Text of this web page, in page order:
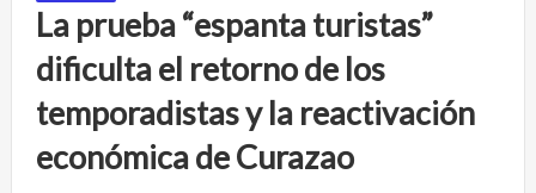
La prueba “espanta turistas”
dificulta el retorno de los
temporadistas y la reactivación
económica de Curazao